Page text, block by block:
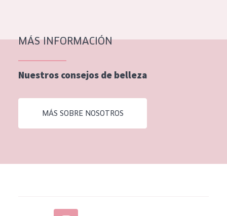
Piel normal y seca
Piel mixata o grasa
Piel madura
Piel expuesta al sol
Piel menopáusica
Todas las edades
MÁS INFORMACIÓN
Nuestros consejos de belleza
MÁS SOBRE NOSOTROS